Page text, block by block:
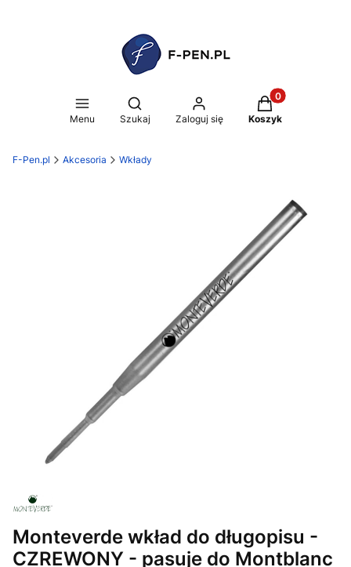
Menu
Otwórz wyszukiwarkę
Szukaj Zaloguj się
Produkty w
Koszyk
F-Pen.pl Akcesoria Wkłady
Monteverde wkład do długopisu -
CZREWONY - pasuje do Montblanc